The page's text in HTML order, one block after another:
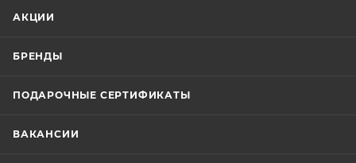
АКЦИИ
БРЕНДЫ
ПОДАРОЧНЫЕ СЕРТИФИКАТЫ
ВАКАНСИИ